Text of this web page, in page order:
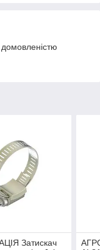
Затискач